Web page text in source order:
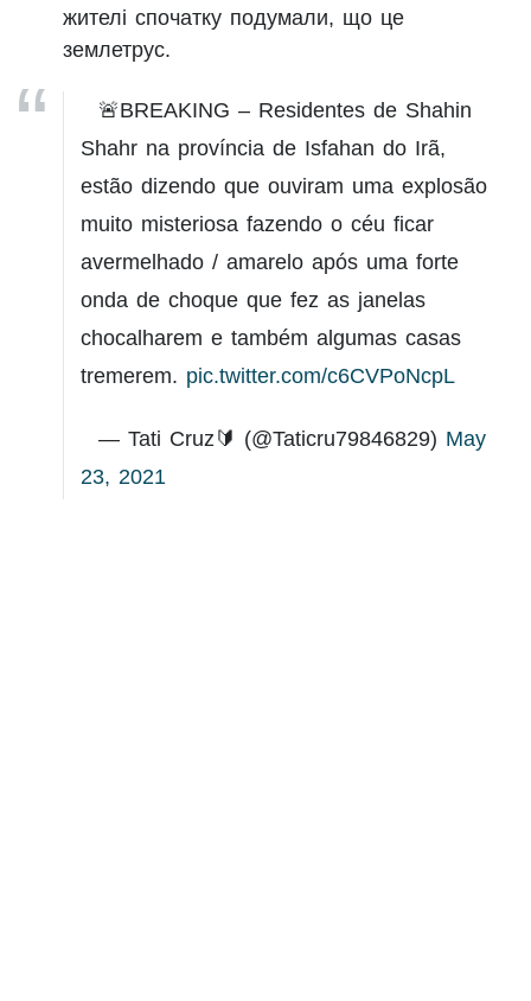
жителі спочатку подумали, що це
землетрус.
🚨BREAKING – Residentes de Shahin
Shahr na província de Isfahan do Irã,
estão dizendo que ouviram uma explosão
muito misteriosa fazendo o céu ficar
avermelhado / amarelo após uma forte
onda de choque que fez as janelas
chocalharem e também algumas casas
tremerem. pic.twitter.com/c6CVPoNcpL
— Tati Cruz🔰 (@Taticru79846829) May
23, 2021